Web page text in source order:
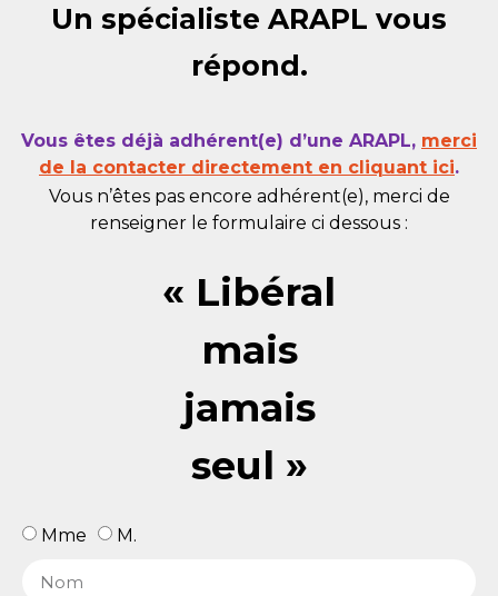
Un spécialiste ARAPL vous
répond.
Vous êtes déjà adhérent(e) d’une ARAPL, merci
de la contacter directement en cliquant ici.
Vous n’êtes pas encore adhérent(e), merci de
renseigner le formulaire ci dessous :
« Libéral
mais
jamais
seul »
Mme M.